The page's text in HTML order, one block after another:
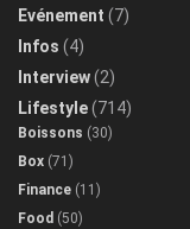
Evénement (7)
Infos (4)
Interview(2)
Lifestyle(714)
Boissons (30)
Box (71)
Finance (11)
Food (50)